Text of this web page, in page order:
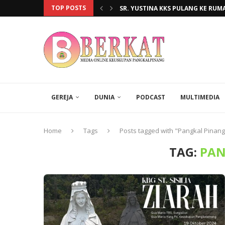
TOP POSTS
SR. YUSTINA KKS PULANG KE
GEREJA DUNIA PODCAST MULTIMEDIA
Home Tags Posts tagged with "Pangkal
TAG: